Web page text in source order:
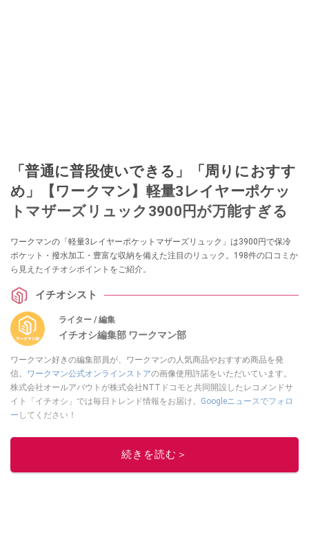
「普通に普段使いできる」「周りにおすす
め」【ワークマン】軽量3レイヤーポケッ
トマザーズリュック3900円が万能すぎる
ワークマンの「軽量3レイヤーポケットマザーズリュック」は3900円で保冷
ポケット・撥水加工・豊富な収納を備えた注目のリュック。198件の口コミか
ら見えたイチオシポイントをご紹介。
イチオシスト
ライター / 編集
イチオシ編集部 ワークマン部
ワークマン好きの編集部員が、ワークマンの人気商品やおすすめ商品を発
信。 ワークマン公式オンラインストアの画像使用許諾をいただいています。
株式会社オールアバウトが株式会社NTTドコモと共同開設したレコメンドサ
イト「イチオシ」では毎日トレンド情報をお届け。 Googleニュースでフォロ
ー してください！
このイチオシストの他の記事を読む
続きを読む＞